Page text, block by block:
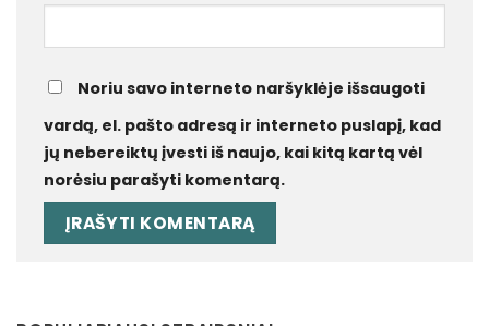
Noriu savo interneto naršyklėje išsaugoti
vardą, el. pašto adresą ir interneto puslapį, kad
jų nebereiktų įvesti iš naujo, kai kitą kartą vėl
norėsiu parašyti komentarą.